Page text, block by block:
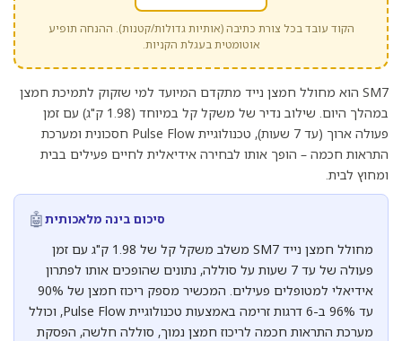
הקוד עובד בכל צורת כתיבה (אותיות גדולות/קטנות). ההנחה תופיע
אוטומטית בעגלת הקניות.
SM7 הוא מחולל חמצן נייד מתקדם המיועד למי שזקוק לתמיכת חמצן
במהלך היום. שילוב נדיר של משקל קל במיוחד (1.98 ק"ג) עם זמן
פעולה ארוך (עד 7 שעות), טכנולוגיית Pulse Flow חסכונית ומערכת
התראות חכמה – הופך אותו לבחירה אידיאלית לחיים פעילים בבית
ומחוץ לבית.
סיכום בינה מלאכותית🤖
מחולל חמצן נייד SM7 משלב משקל קל של 1.98 ק"ג עם זמן
פעולה של עד 7 שעות על סוללה, נתונים שהופכים אותו לפתרון
אידיאלי למטופלים פעילים. המכשיר מספק ריכוז חמצן של 90%
עד 96% ב-6 דרגות זרימה באמצעות טכנולוגיית Pulse Flow, וכולל
מערכת התראות חכמה לריכוז חמצן נמוך, סוללה חלשה, הפסקת